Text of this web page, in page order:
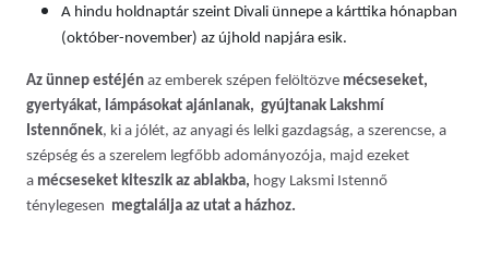
A hindu holdnaptár szeint Divali ünnepe a kárttika hónapban
(október-november) az újhold napjára esik.
Az ünnep estéjén az emberek szépen felöltözve mécseseket,
gyertyákat, lámpásokat ajánlanak, gyújtanak Lakshmí
Istennőnek, ki a jólét, az anyagi és lelki gazdagság, a szerencse, a
szépség és a szerelem legfőbb adományozója, majd ezeket
a mécseseket kiteszik az ablakba, hogy Laksmi Istennő
ténylegesen megtalálja az utat a házhoz.